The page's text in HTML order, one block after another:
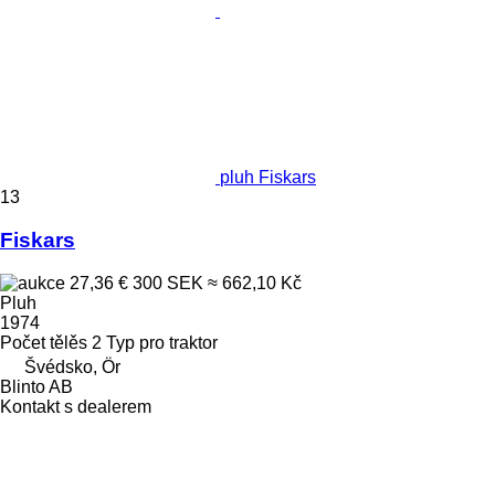
pluh Fiskars
13
Fiskars
27,36 € 300 SEK ≈ 662,10 Kč
Pluh
1974
Počet tělěs 2 Typ pro traktor
Švédsko, Ör
Blinto AB
Kontakt s dealerem